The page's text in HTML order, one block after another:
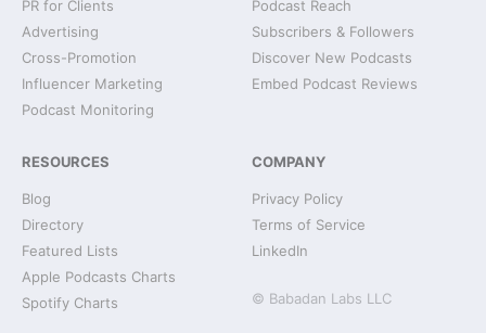
PR for Clients
Advertising
Cross-Promotion
Influencer Marketing
Podcast Monitoring
Podcast Reach
Subscribers & Followers
Discover New Podcasts
Embed Podcast Reviews
RESOURCES
Blog
Directory
Featured Lists
Apple Podcasts Charts
Spotify Charts
COMPANY
Privacy Policy
Terms of Service
LinkedIn
© Babadan Labs LLC